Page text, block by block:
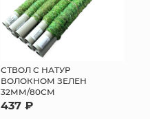
СТВОЛ С НАТУР
ВОЛОКНОМ ЗЕЛЕН
32ММ/80СМ
437 ₽